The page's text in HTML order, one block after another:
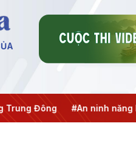
Đông #An ninh năng